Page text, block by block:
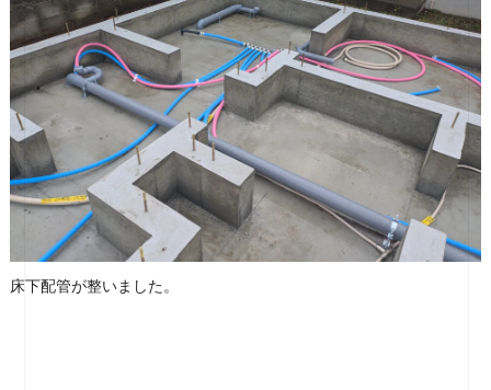
床下配管が整いました。